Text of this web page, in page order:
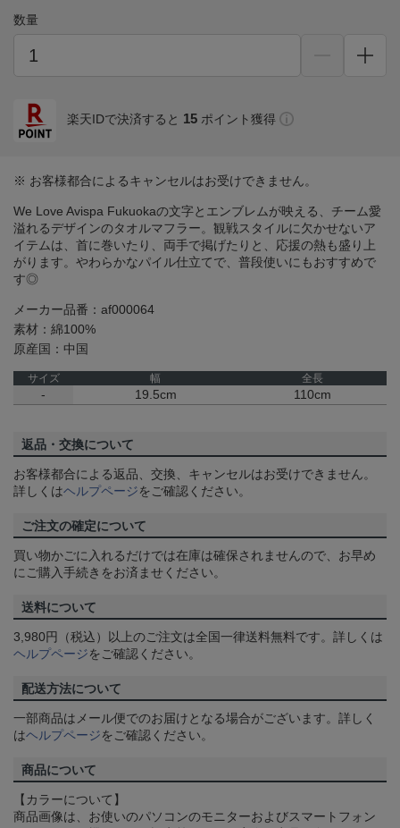
数量
楽天IDで決済すると 15 ポイント獲得
※ お客様都合によるキャンセルはお受けできません。
We Love Avispa Fukuokaの文字とエンブレムが映える、チーム愛
溢れるデザインのタオルマフラー。観戦スタイルに欠かせないア
イテムは、首に巻いたり、両手で掲げたりと、応援の熱も盛り上
がります。やわらかなパイル仕立てで、普段使いにもおすすめで
す◎
メーカー品番：af000064
素材：綿100%
原産国：中国
サイズ 幅 全長
- 19.5cm 110cm
返品・交換について
お客様都合による返品、交換、キャンセルはお受けできません。
詳しくはヘルプページをご確認ください。
ご注文の確定について
買い物かごに入れるだけでは在庫は確保されませんので、お早め
にご購入手続きをお済ませください。
送料について
3,980円（税込）以上のご注文は全国一律送料無料です。詳しくは
ヘルプページをご確認ください。
配送方法について
一部商品はメール便でのお届けとなる場合がございます。詳しく
はヘルプページをご確認ください。
商品について
【カラーについて】
商品画像は、お使いのパソコンのモニターおよびスマートフォン